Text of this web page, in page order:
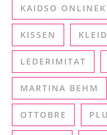
KAIDSO
KISSEN KLEID
LEDERIMITAT
MARTINA BEHM
OTTOBRE